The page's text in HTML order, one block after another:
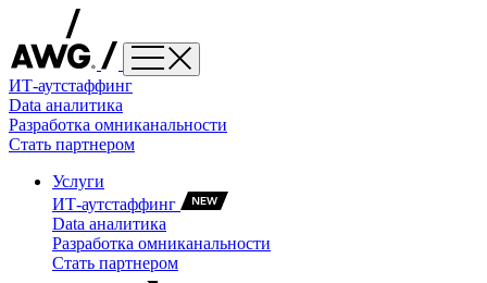
ИТ-аутстаффинг
Data аналитика
Разработка омниканальности
Стать партнером
Услуги
ИТ-аутстаффинг
Data аналитика
Разработка омниканальности
Стать партнером